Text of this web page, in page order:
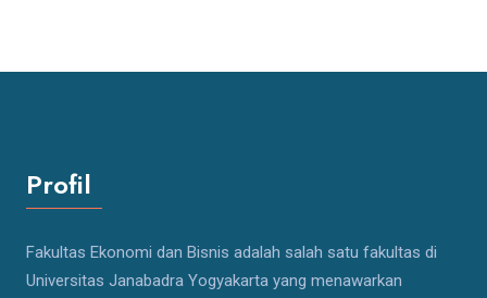
Profil
Fakultas Ekonomi dan Bisnis adalah salah satu fakultas di
Universitas Janabadra Yogyakarta yang menawarkan